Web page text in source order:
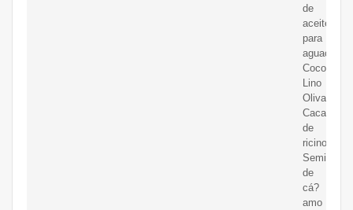
de
aceite
para
aguacate
Coco
Lino
Oliva
Cacahuete
de
ricino
Semilla
de
cá?
amo